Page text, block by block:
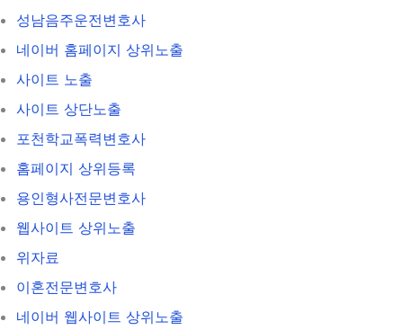
성남음주운전변호사
네이버 홈페이지 상위노출
사이트 노출
사이트 상단노출
포천학교폭력변호사
홈페이지 상위등록
용인형사전문변호사
웹사이트 상위노출
위자료
이혼전문변호사
네이버 웹사이트 상위노출